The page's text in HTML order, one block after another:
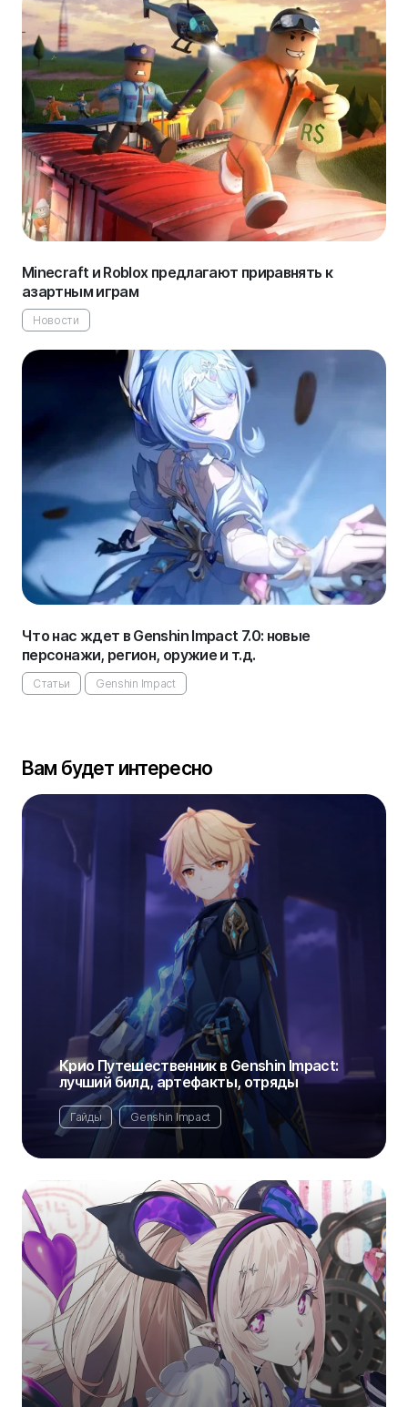
Minecraft и Roblox предлагают приравнять к
азартным играм
Новости
Что нас ждет в Genshin Impact 7.0: новые
персонажи, регион, оружие и т.д.
Статьи Genshin Impact
Вам будет интересно
Крио Путешественник в Genshin Impact:
лучший билд, артефакты, отряды
Гайды Genshin Impact